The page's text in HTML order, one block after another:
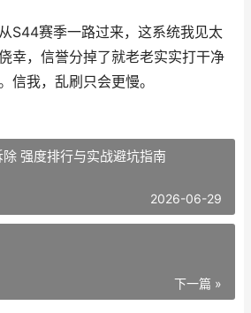
S44赛季一路过来，这系统我见太
幸，信誉分掉了就老老实实打干净
信我，乱刷只会更慢。
强度排行与实战避坑指南
2026-06-29
下一篇 »